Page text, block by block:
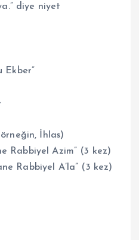
diye niyet
Ekber”
İhlas)
Rabbiyel Azim” (3 kez)
Rabbiyel A’la” (3 kez)